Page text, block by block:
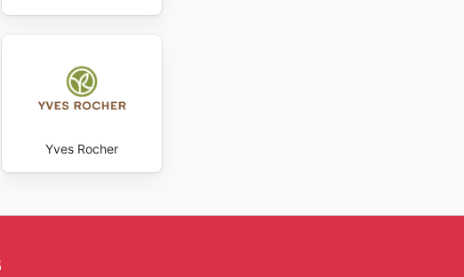
Yves Rocher